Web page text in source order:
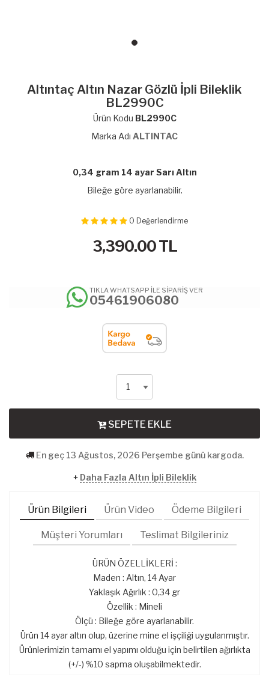
Altıntaç Altın Nazar Gözlü İpli Bileklik
BL2990C
Ürün Kodu BL2990C
Marka Adı ALTINTAC
0,34 gram 14 ayar Sarı Altın
Bileğe göre ayarlanabilir.
0 Değerlendirme
3,390.00TL
TIKLA WHATSAPP İLE SİPARİŞ VER
05461906080
SEPETE EKLE
En geç 13 Ağustos, 2026 Perşembe günü kargoda.
+ Daha Fazla Altın İpli Bileklik
Ürün Bilgileri Ürün Video Ödeme Bilgileri
Müşteri Yorumları Teslimat Bilgileriniz
ÜRÜN ÖZELLİKLERİ :
Maden : Altın, 14 Ayar
Yaklaşık Ağırlık : 0,34 gr
Özellik : Mineli
Ölçü : Bileğe göre ayarlanabilir.
Ürün 14 ayar altın olup, üzerine mine el işçiliği uygulanmıştır.
Ürünlerimizin tamamı el yapımı olduğu için belirtilen ağırlıkta
(+/-) %10 sapma oluşabilmektedir.